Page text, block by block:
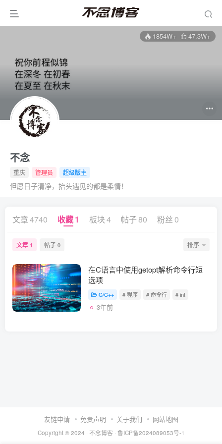
1854W+ 47.3W+
不念
重庆 管理员 超级版主
但愿日子清净，抬头遇见的都是柔情！
文章4740 收藏1 板块4 帖子80 粉丝 0
文章 1 帖子 0 排序
在C语言中使用getopt解析命令行短
选项
C/C++ # 程序 # 命令行 # int
3年前
友链申请 免责声明 关于我们 网站地图
Copyright © 2024 · 不念博客 · 鲁ICP备2024089053号-1